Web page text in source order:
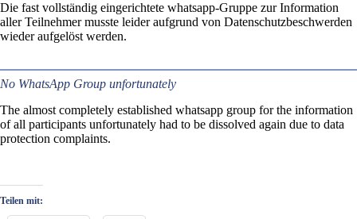
Die fast vollständig eingerichtete whatsapp-Gruppe zur Information
aller Teilnehmer musste leider aufgrund von Datenschutzbeschwerden
wieder aufgelöst werden.
No WhatsApp Group unfortunately
The almost completely established whatsapp group for the information
of all participants unfortunately had to be dissolved again due to data
protection complaints.
Teilen mit: